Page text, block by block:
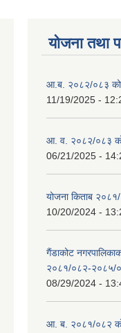
योजना तथा
आ.ब. २०८२/०८३ को
11/19/2025 -
आ. व. २०८२/०८३ को
06/21/2025 -
योजना किताब
10/20/2024 -
गैंडाकोट
२०८१/०८२-२०८५/
08/29/2024 -
आ. ब. २०८१/०८२ को